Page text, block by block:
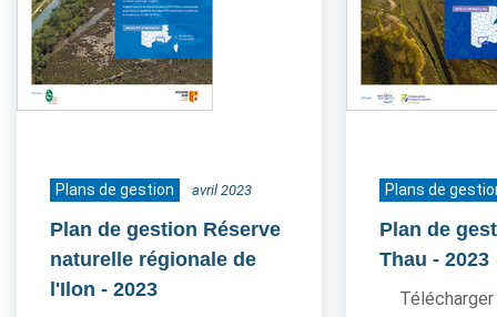
Plans de gestion avril 2023
Plan de gestion Réserve
naturelle régionale de
l'Ilon - 2023
Plans de
Plan de
Thau - 2023